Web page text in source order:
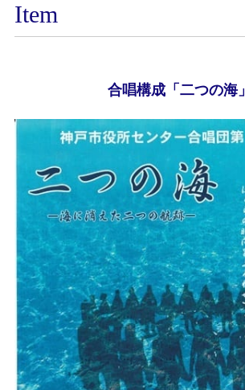
Item
合唱構成「二つの海」